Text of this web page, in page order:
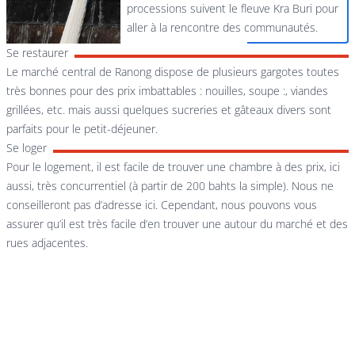
processions suivent le fleuve Kra Buri pour
aller à la rencontre des communautés.
Se restaurer
Le marché central de Ranong dispose de plusieurs gargotes toutes
très bonnes pour des prix imbattables : nouilles, soupe :, viandes
grillées, etc. mais aussi quelques sucreries et gâteaux divers sont
parfaits pour le petit-déjeuner.
Se loger
Pour le logement, il est facile de trouver une chambre à des prix, ici
aussi, très concurrentiel (à partir de 200 bahts la simple). Nous ne
conseilleront pas d’adresse ici. Cependant, nous pouvons vous
assurer qu’il est très facile d’en trouver une autour du marché et des
rues adjacentes.